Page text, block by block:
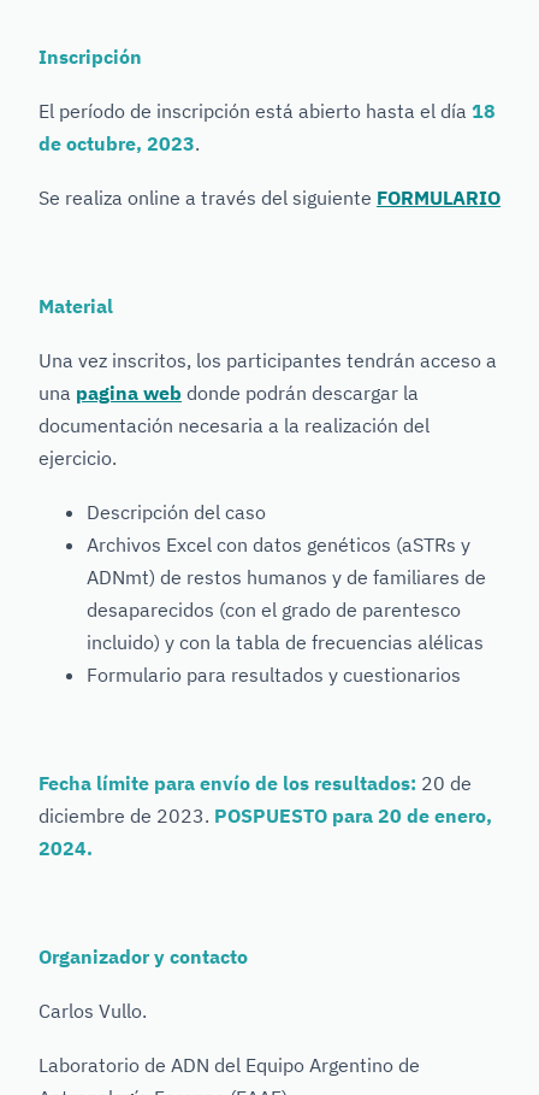
Inscripción
El período de inscripción está abierto hasta el día 18
de octubre, 2023.
Se realiza online a través del siguiente FORMULARIO
Material
Una vez inscritos, los participantes tendrán acceso a
una pagina web donde podrán descargar la
documentación necesaria a la realización del
ejercicio.
Descripción del caso
Archivos Excel con datos genéticos (aSTRs y
ADNmt) de restos humanos y de familiares de
desaparecidos (con el grado de parentesco
incluido) y con la tabla de frecuencias alélicas
Formulario para resultados y cuestionarios
Fecha límite para envío de los resultados: 20 de
diciembre de 2023. POSPUESTO para 20 de enero,
2024.
Organizador y contacto
Carlos Vullo.
Laboratorio de ADN del Equipo Argentino de